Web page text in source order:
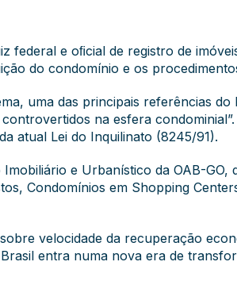
federal e oﬁcial de registro de
do condomínio e os
uma das principais referências
na esfera
atual Lei do Inquilinato (8245/91).
e Urbanístico da OAB-
Condomínios em Shopping
velocidade da recuperação
entra numa nova era de